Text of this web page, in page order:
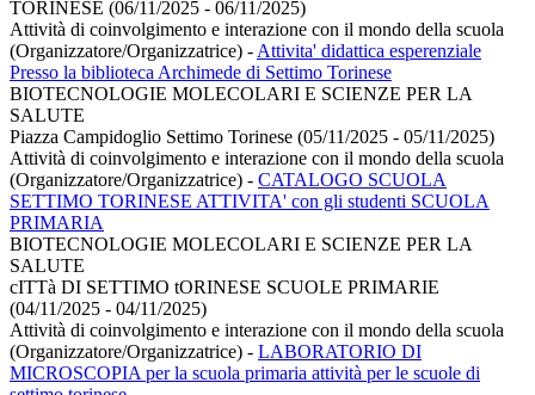
TORINESE (06/11/2025 - 06/11/2025)
Attività di coinvolgimento e interazione con il mondo della scuola
(Organizzatore/Organizzatrice) - Attivita' didattica esperenziale
Presso la biblioteca Archimede di Settimo Torinese
BIOTECNOLOGIE MOLECOLARI E SCIENZE PER LA
SALUTE
Piazza Campidoglio Settimo Torinese (05/11/2025 - 05/11/2025)
Attività di coinvolgimento e interazione con il mondo della scuola
(Organizzatore/Organizzatrice) - CATALOGO SCUOLA
SETTIMO TORINESE ATTIVITA' con gli studenti SCUOLA
PRIMARIA
BIOTECNOLOGIE MOLECOLARI E SCIENZE PER LA
SALUTE
cITTà DI SETTIMO tORINESE SCUOLE PRIMARIE
(04/11/2025 - 04/11/2025)
Attività di coinvolgimento e interazione con il mondo della scuola
(Organizzatore/Organizzatrice) - LABORATORIO DI
MICROSCOPIA per la scuola primaria attività per le scuole di